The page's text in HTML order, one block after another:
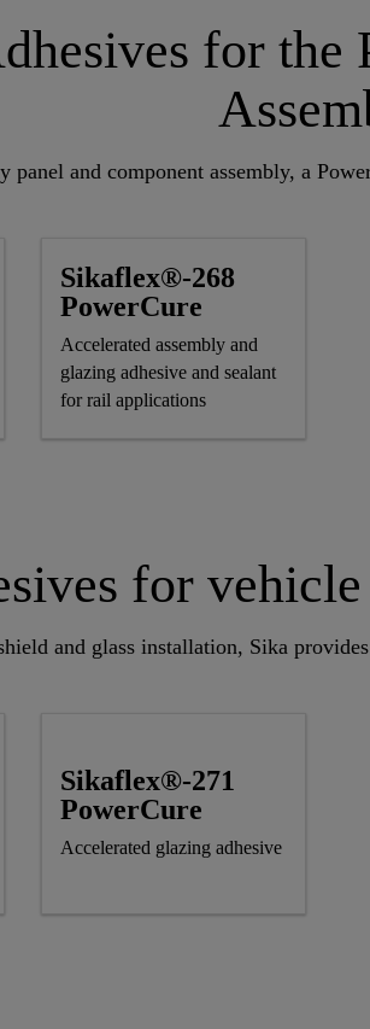
for the
panel and component assembly, a
Sikaflex®-268
PowerCure
Accelerated assembly and
glazing adhesive and sealant
for rail applications
for
and glass installation, Sika
Sikaflex®-271
PowerCure
Accelerated glazing adhesive